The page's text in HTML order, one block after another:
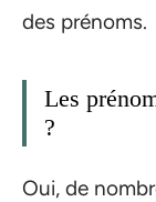
des prénoms.
Les
?
Oui, de